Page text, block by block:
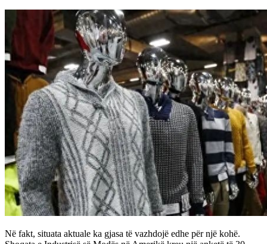
Në fakt, situata aktuale ka gjasa të vazhdojë edhe për një kohë.